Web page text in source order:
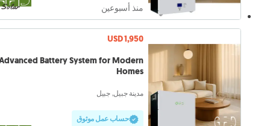
منذ أسبوعين
USD 1,950
Battery System for Modern
Homes
مدينة جبيل, جبيل
حساب عمل موثوق